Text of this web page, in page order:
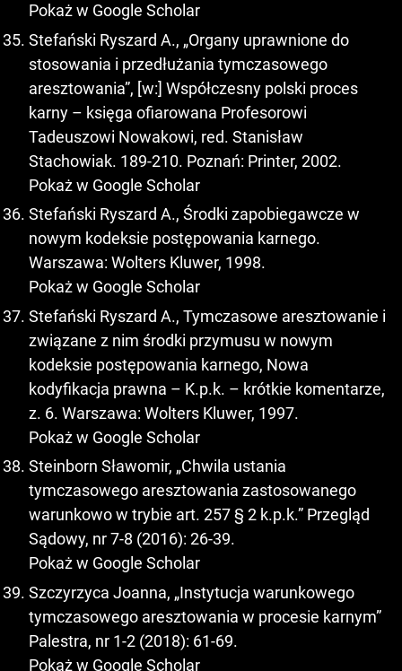
Pokaż w Google Scholar
Stefański Ryszard A., „Organy uprawnione do
stosowania i przedłużania tymczasowego
aresztowania”, [w:] Współczesny polski proces
karny – księga ofiarowana Profesorowi
Tadeuszowi Nowakowi, red. Stanisław
Stachowiak. 189-210. Poznań: Printer, 2002.
Pokaż w Google Scholar
Stefański Ryszard A., Środki zapobiegawcze w
nowym kodeksie postępowania karnego.
Warszawa: Wolters Kluwer, 1998.
Pokaż w Google Scholar
Stefański Ryszard A., Tymczasowe aresztowanie i
związane z nim środki przymusu w nowym
kodeksie postępowania karnego, Nowa
kodyfikacja prawna – K.p.k. – krótkie komentarze,
z. 6. Warszawa: Wolters Kluwer, 1997.
Pokaż w Google Scholar
Steinborn Sławomir, „Chwila ustania
tymczasowego aresztowania zastosowanego
warunkowo w trybie art. 257 § 2 k.p.k.” Przegląd
Sądowy, nr 7-8 (2016): 26-39.
Pokaż w Google Scholar
Szczyrzyca Joanna, „Instytucja warunkowego
tymczasowego aresztowania w procesie karnym”
Palestra, nr 1-2 (2018): 61-69.
Pokaż w Google Scholar